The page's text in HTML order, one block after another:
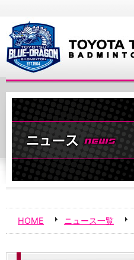
HOME ニュース一覧